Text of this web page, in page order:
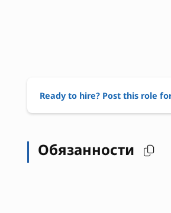
Ready to hire? Post this role
Обязанности